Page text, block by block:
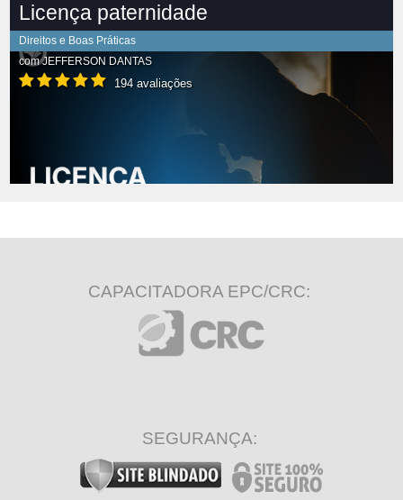
Licença paternidade
Direitos e Boas Práticas
comJEFFERSON DANTAS
194 avaliações
CAPACITADORA EPC/CRC:
SEGURANÇA: